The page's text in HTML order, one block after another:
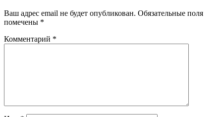
Ваш адрес email не будет опубликован. Обязательные поля
помечены *
Комментарий *